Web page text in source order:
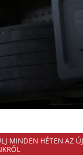
MINDEN HÉTEN AZ ÚJ